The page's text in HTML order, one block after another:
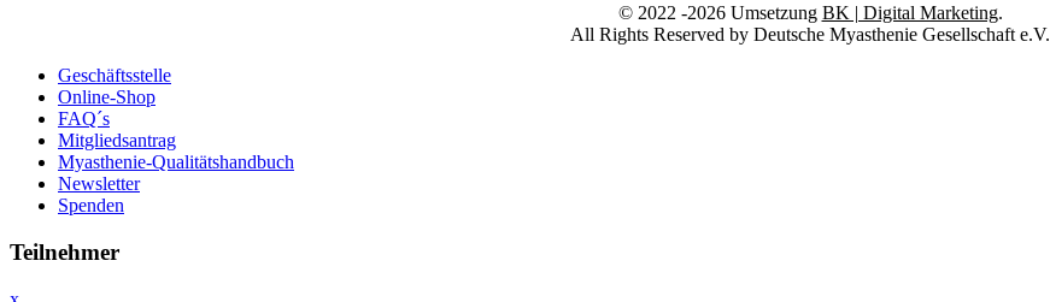
© 2022 -2026 Umsetzung BK | Digital Marketing.
All Rights Reserved by Deutsche Myasthenie Gesellschaft e.V.
Geschäftsstelle
Online-Shop
FAQ´s
Mitgliedsantrag
Myasthenie-Qualitätshandbuch
Newsletter
Spenden
Teilnehmer